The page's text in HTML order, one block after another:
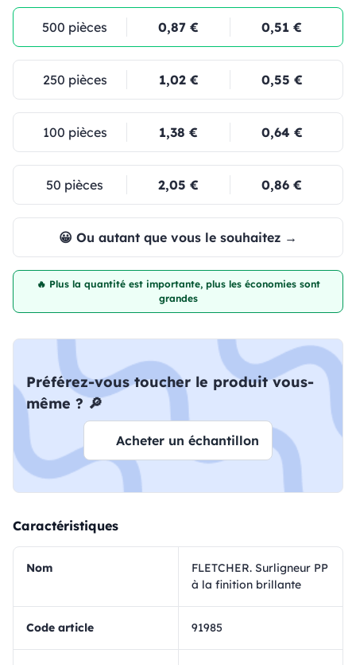
500 pièces 0,87 € 0,51 €
250 pièces 1,02 € 0,55 €
100 pièces 1,38 € 0,64 €
50 pièces 2,05 € 0,86 €
😀 Ou autant que vous le souhaitez →
🔥 Plus la quantité est importante, plus les économies sont
grandes
Préférez-vous toucher le produit vous-
même ? 🔎
Acheter un échantillon
Caractéristiques
Nom
FLETCHER. Surligneur PP
à la finition brillante
Code article 91985